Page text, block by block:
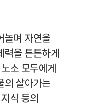
놀며 자연을
력을 튼튼하게
소 모두에게
의 살아가는
식 등의